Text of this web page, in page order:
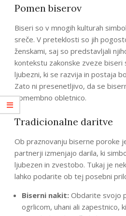
Pomen biserov
Biseri so v mnogih kulturah
sreče. V preteklosti so jih
ženskami, saj so predstavljali
kontekstu zakonske zveze biseri
ljubezni, ki se razvija in postaja
Zato ni presenetljivo, da se
pomembno obletnico.
Tradicionalne daritve
Ob praznovanju biserne poroke
partnerji izmenjajo darila, ki
ljubezen in zvestobo. Tukaj je
lahko podarite ob tej posebni
Biserni nakit: Obdarite svojo
ogrlicom, uhani ali zapestnico,